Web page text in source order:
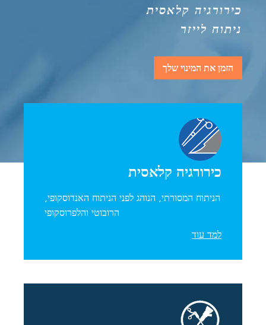
כירורגיה קלאסית
ניתוח לייזר
הזמן את המינוי שלך
כירורגיה קלאסית
הניתוח המסורתי, הנוהג לפני הניתוח האנדוסקופי,
הרובוטי והלפרוסקופי
למד עוד